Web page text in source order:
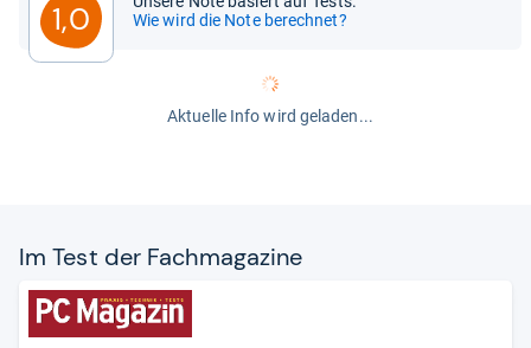
1,0
Wie wird die Note berechnet?
Aktuelle Info wird geladen...
Im Test der Fach­ma­ga­zine